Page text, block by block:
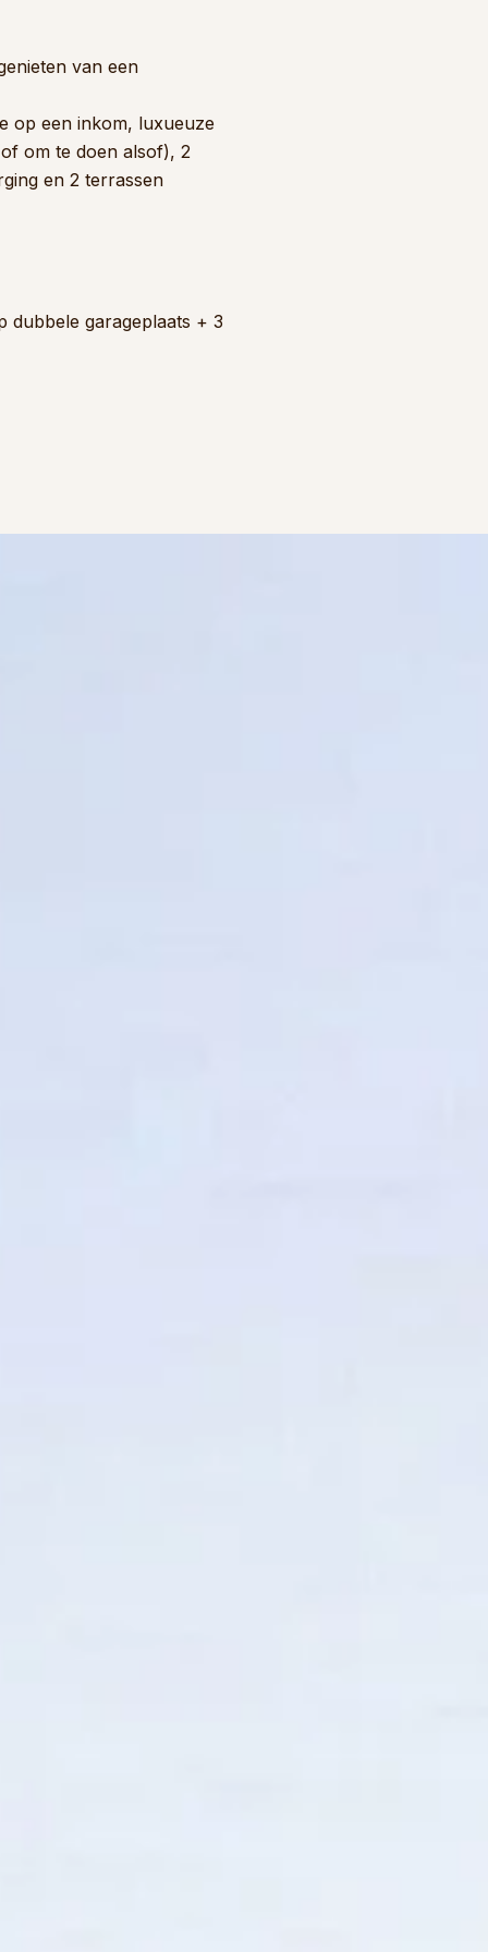
van een
op een inkom, luxueuze
om te doen alsof), 2
en 2 terrassen
dubbele garageplaats + 3